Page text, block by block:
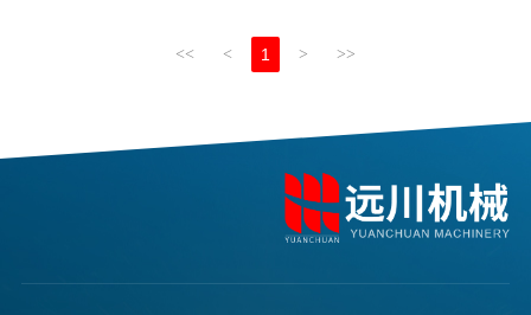
的动态性上，因为我们凸轮
的动态性上，因为我们凸轮
<< < 1 > >>